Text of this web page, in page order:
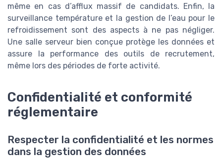
même en cas d’afflux massif de candidats. Enfin, la
surveillance température et la gestion de l’eau pour le
refroidissement sont des aspects à ne pas négliger.
Une salle serveur bien conçue protège les données et
assure la performance des outils de recrutement,
même lors des périodes de forte activité.
Confidentialité et conformité
réglementaire
Respecter la confidentialité et les normes
dans la gestion des données